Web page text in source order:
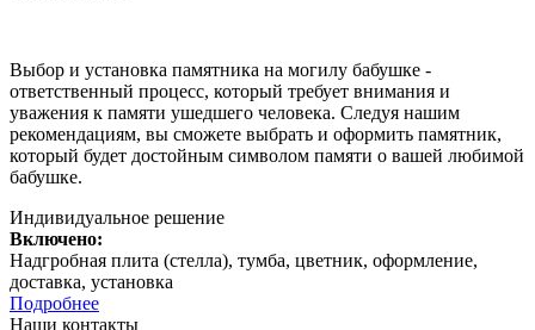
Выбор и установка памятника на могилу бабушке -
ответственный процесс, который требует внимания и
уважения к памяти ушедшего человека. Следуя нашим
рекомендациям, вы сможете выбрать и оформить памятник,
который будет достойным символом памяти о вашей любимой
бабушке.
Индивидуальное решение
Включено:
Надгробная плита (стелла), тумба, цветник, оформление,
доставка, установка
Подробнее
Наши контакты